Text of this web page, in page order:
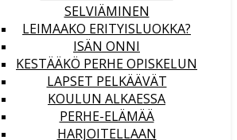
SELVIÄMINEN
LEIMAAKO ERITYISLUOKKA?
ISÄN ONNI
KESTÄÄKÖ PERHE OPISKELUN
LAPSET PELKÄÄVÄT
KOULUN ALKAESSA
PERHE-ELÄMÄÄ
HARJOITELLAAN